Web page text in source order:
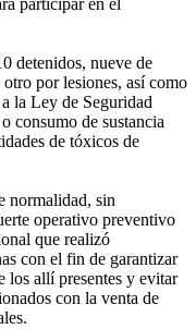
participar en el
detenidos, nueve de
por lesiones, así como
la Ley de Seguridad
consumo de sustancia
de tóxicos de
normalidad, sin
operativo preventivo
que realizó
con el fin de garantizar
los allí presentes y evitar
con la venta de